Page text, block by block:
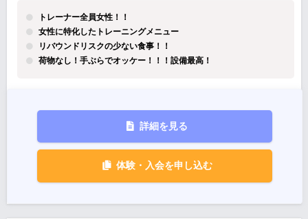
トレーナー全員女性！！
女性に特化したトレーニングメニュー
リバウンドリスクの少ない食事！！
荷物なし！手ぶらでオッケー！！！設備最高！
詳細を見る
体験・入会を申し込む